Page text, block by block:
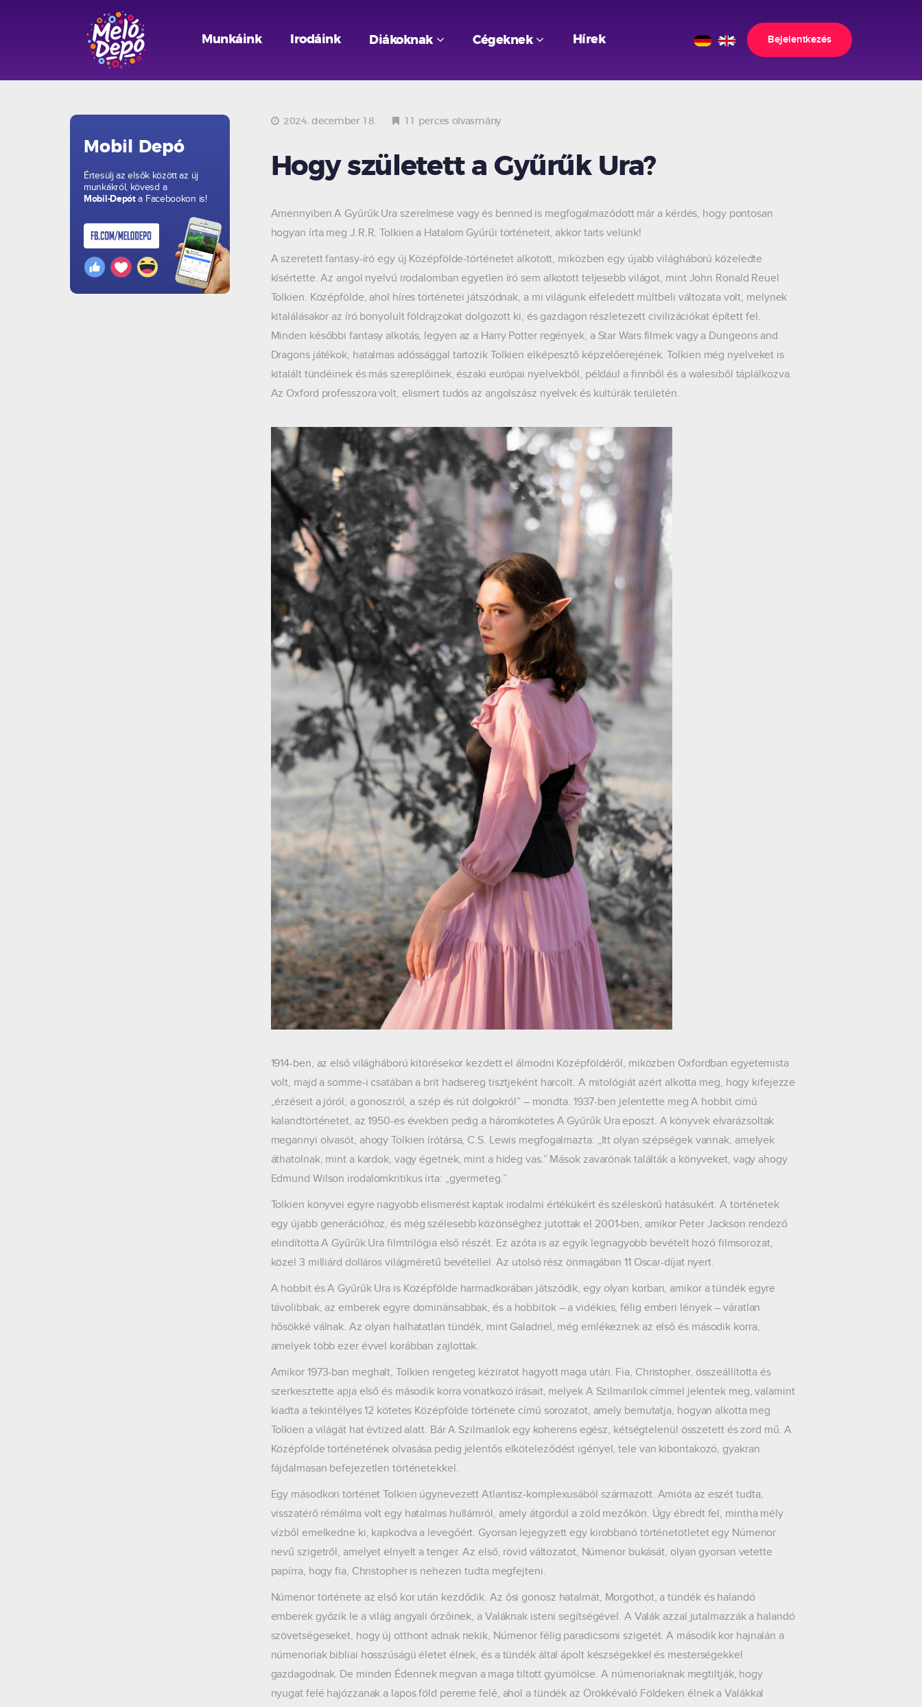
Munkáink Irodáink Diákoknak Cégeknek Hírek Bejelentkezés
Mobil Depó
Értesülj az elsők között az új
munkákról, kövesd a
Mobil-Depóta Facebookon is!
2024. december 18. 11 perces olvasmány
Hogy született a Gyűrűk Ura?
Amennyiben A Gyűrűk Ura szerelmese vagy és benned is megfogalmazódott már a kérdés, hogy pontosan
hogyan írta meg J.R.R. Tolkien a Hatalom Gyűrűi történeteit, akkor tarts velünk!
A szeretett fantasy-író egy új Középfölde-történetet alkotott, miközben egy újabb világháború közeledte
kísértette. Az angol nyelvű irodalomban egyetlen író sem alkotott teljesebb világot, mint John Ronald Reuel
Tolkien. Középfölde, ahol híres történetei játszódnak, a mi világunk elfeledett múltbeli változata volt, melynek
kitalálásakor az író bonyolult földrajzokat dolgozott ki, és gazdagon részletezett civilizációkat épített fel.
Minden későbbi fantasy alkotás, legyen az a Harry Potter regények, a Star Wars filmek vagy a Dungeons and
Dragons játékok, hatalmas adóssággal tartozik Tolkien elképesztő képzelőerejének. Tolkien még nyelveket is
kitalált tündéinek és más szereplőinek, északi európai nyelvekből, például a finnből és a walesiből táplálkozva.
Az Oxford professzora volt, elismert tudós az angolszász nyelvek és kultúrák területén.
1914-ben, az első világháború kitörésekor kezdett el álmodni Középföldéről, miközben Oxfordban egyetemista
volt, majd a somme-i csatában a brit hadsereg tisztjeként harcolt. A mitológiát azért alkotta meg, hogy kifejezze
„érzéseit a jóról, a gonoszról, a szép és rút dolgokról” – mondta. 1937-ben jelentette meg A hobbit című
kalandtörténetet, az 1950-es években pedig a háromkötetes A Gyűrűk Ura eposzt. A könyvek elvarázsoltak
megannyi olvasót, ahogy Tolkien írótársa, C.S. Lewis megfogalmazta: „Itt olyan szépségek vannak, amelyek
áthatolnak, mint a kardok, vagy égetnek, mint a hideg vas.” Mások zavarónak találták a könyveket, vagy ahogy
Edmund Wilson irodalomkritikus írta: „gyermeteg.”
Tolkien könyvei egyre nagyobb elismerést kaptak irodalmi értékükért és széleskörű hatásukért. A történetek
egy újabb generációhoz, és még szélesebb közönséghez jutottak el 2001-ben, amikor Peter Jackson rendező
elindította A Gyűrűk Ura filmtrilógia első részét. Ez azóta is az egyik legnagyobb bevételt hozó filmsorozat,
közel 3 milliárd dolláros világméretű bevétellel. Az utolsó rész önmagában 11 Oscar-díjat nyert.
A hobbit és A Gyűrűk Ura is Középfölde harmadkorában játszódik, egy olyan korban, amikor a tündék egyre
távolibbak, az emberek egyre dominánsabbak, és a hobbitok – a vidékies, félig emberi lények – váratlan
hősökké válnak. Az olyan halhatatlan tündék, mint Galadriel, még emlékeznek az első és második korra,
amelyek több ezer évvel korábban zajlottak.
Amikor 1973-ban meghalt, Tolkien rengeteg kéziratot hagyott maga után. Fia, Christopher, összeállította és
szerkesztette apja első és második korra vonatkozó írásait, melyek A Szilmarilok címmel jelentek meg, valamint
kiadta a tekintélyes 12 kötetes Középfölde története című sorozatot, amely bemutatja, hogyan alkotta meg
Tolkien a világát hat évtized alatt. Bár A Szilmarilok egy koherens egész, kétségtelenül összetett és zord mű. A
Középfölde történetének olvasása pedig jelentős elköteleződést igényel, tele van kibontakozó, gyakran
fájdalmasan befejezetlen történetekkel.
Egy másodkori történet Tolkien úgynevezett Atlantisz-komplexusából származott. Amióta az eszét tudta,
visszatérő rémálma volt egy hatalmas hullámról, amely átgördül a zöld mezőkön. Úgy ébredt fel, mintha mély
vízből emelkedne ki, kapkodva a levegőért. Gyorsan lejegyzett egy kirobbanó történetötletet egy Númenor
nevű szigetről, amelyet elnyelt a tenger. Az első, rövid változatot, Númenor bukását, olyan gyorsan vetette
papírra, hogy fia, Christopher is nehezen tudta megfejteni.
Númenor története az első kor után kezdődik. Az ősi gonosz hatalmát, Morgothot, a tündék és halandó
emberek győzik le a világ angyali őrzőinek, a Valáknak isteni segítségével. A Valák azzal jutalmazzák a halandó
szövetségeseket, hogy új otthont adnak nekik, Númenor félig paradicsomi szigetét. A második kor hajnalán a
númenoriak bibliai hosszúságú életet élnek, és a tündék által ápolt készségekkel és mesterségekkel
gazdagodnak. De minden Édennek megvan a maga tiltott gyümölcse. A númenoriaknak megtiltják, hogy
nyugat felé hajózzanak a lapos föld pereme felé, ahol a tündék az Örökkévaló Földeken élnek a Valákkal